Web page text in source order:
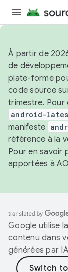
À partir de
de
plate-forme
code source
trimestre. Pour
android-
manifeste
référence à la
Pour en savoir
apportées à
Google utilise
contenu dans
générées par